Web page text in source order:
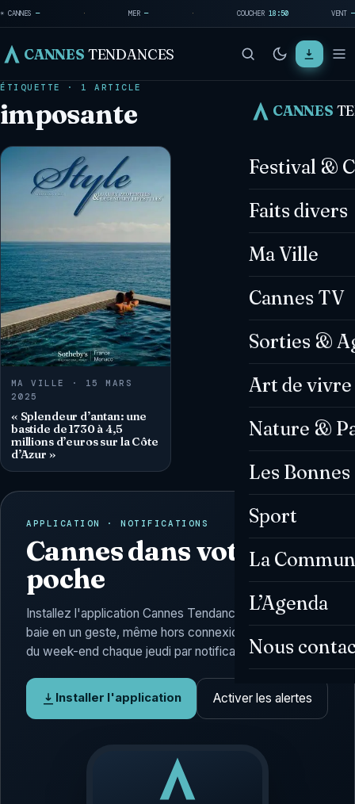
☀ CANNES — · MER— · COUCHER18:50 VENT —
CANNES TENDANCES
CANNES
Festival &
Faits divers
Ma Ville
Cannes TV
Sorties &
Art de vivre
Nature &
Les
Sport
La
L’Agenda
Nous
ÉTIQUETTE · 1 ARTICLE
imposante
MA VILLE · 15 MARS
2025
« Splendeur d’antan: une
bastide de 1730 à 4,5
millions d’euros sur la Côte
d’Azur »
APPLICATION · NOTIFICATIONS
Cannes dans votre
poche
Installez l'application Cannes Tendances : l'actu de la
baie en un geste, même hors connexion, et l'Agenda
du week-end chaque jeudi par notification.
Installer l'application Activer les alertes